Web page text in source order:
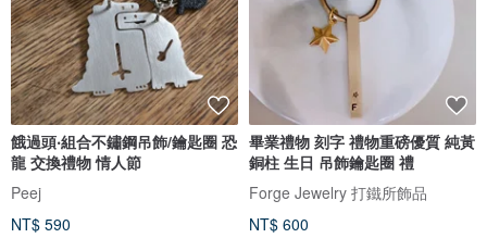
餓過頭‧組合不鏽鋼吊飾/鑰匙圈 恐
龍 交換禮物 情人節
Peej
NT$ 590
畢業禮物 刻字 禮物重磅優質 純黃
銅柱 生日 吊飾鑰匙圈 禮
Forge Jewelry 打鐵所飾品
NT$ 600